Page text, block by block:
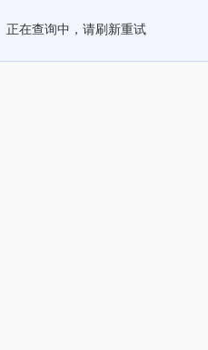
正在查询中，请刷新重试